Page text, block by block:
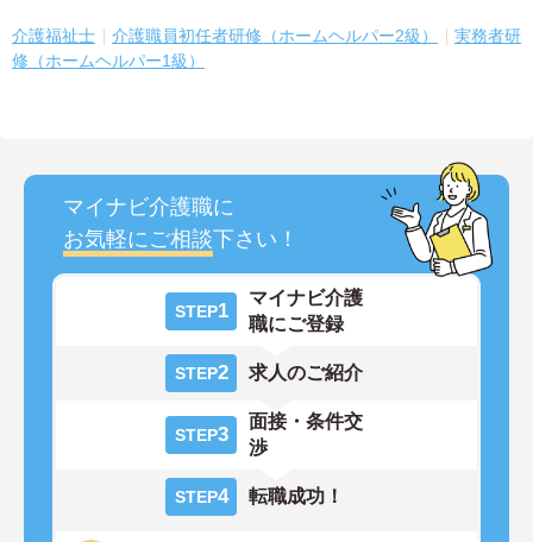
介護福祉士 介護職員初任者研修（ホームヘルパー2級）
実務者研
修（ホームヘルパー1級）
マイナビ介護職に
お気軽にご相談下さい！
STEP1
マイナビ介護
職にご登録
STEP2 求人のご紹介
STEP3
面接・条件交
渉
STEP4 転職成功！